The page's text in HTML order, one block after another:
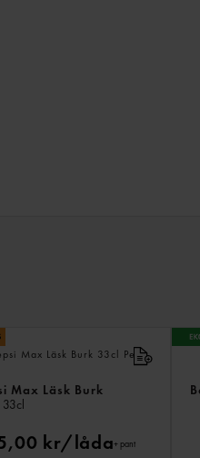
Max Läsk Burk
33cl
kr/låda+ pant